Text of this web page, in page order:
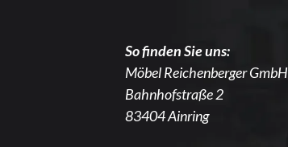
So finden Sie uns:
Möbel Reichenberger GmbH
Bahnhofstraße 2
83404 Ainring